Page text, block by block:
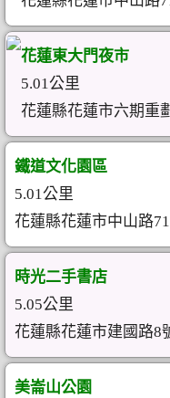
花蓮東大門夜市
5.01公里
花蓮縣花蓮市六期重
鐵道文化園區
5.01公里
花蓮縣花蓮市中山路
時光二手書店
5.05公里
花蓮縣花蓮市建國路8
美崙山公園